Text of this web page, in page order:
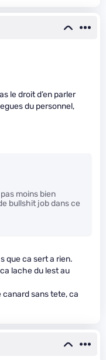
le droit d’en parler
du personnel,
moins bien
bullshit job dans ce
que ca sert a rien.
lache du lest au
canard sans tete, ca